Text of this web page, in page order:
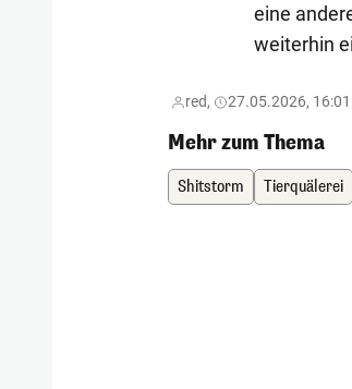
eine
weiterhin
red, 27.05.2026, 16:01
Mehr zum Thema
Shitstorm Tierquälerei